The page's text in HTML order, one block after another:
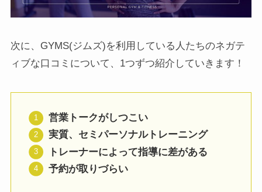
次に、GYMS(ジムズ)を利用している人たちのネガテ
ィブな口コミについて、1つずつ紹介していきます！
営業トークがしつこい
実質、セミパーソナルトレーニング
トレーナーによって指導に差がある
予約が取りづらい